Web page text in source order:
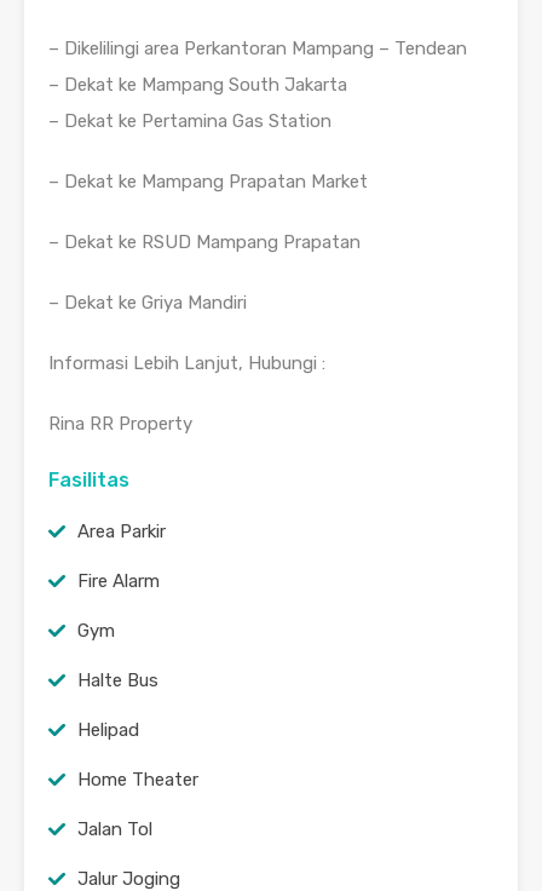
– Dikelilingi area Perkantoran Mampang – Tendean
– Dekat ke Mampang South Jakarta
– Dekat ke Pertamina Gas Station
– Dekat ke Mampang Prapatan Market
– Dekat ke RSUD Mampang Prapatan
– Dekat ke Griya Mandiri
Informasi Lebih Lanjut, Hubungi :
Rina RR Property
Fasilitas
Area Parkir
Fire Alarm
Gym
Halte Bus
Helipad
Home Theater
Jalan Tol
Jalur Joging